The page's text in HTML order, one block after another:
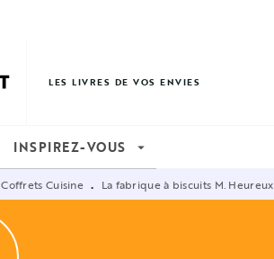
LES LIVRES DE VOS ENVIES
INSPIREZ-VOUS arrow_drop_down
Coffrets Cuisine • La fabrique à biscuits M. Heureux